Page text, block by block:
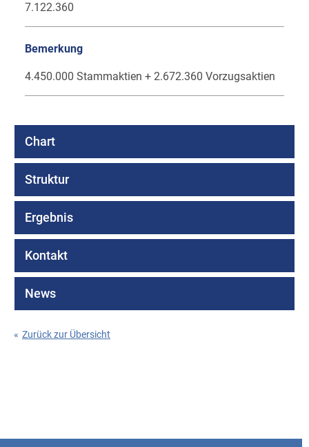
7.122.360
Bemerkung
4.450.000 Stammaktien + 2.672.360 Vorzugsaktien
Chart
Struktur
Ergebnis
Kontakt
News
« Zurück zur Übersicht